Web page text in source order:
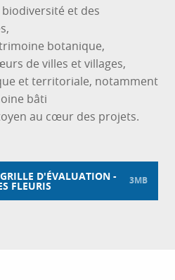
et des
botanique,
de villes et villages,
et territoriale, notamment
bâti
au cœur des projets.
D'ÉVALUATION -
FLEURIS 3MB